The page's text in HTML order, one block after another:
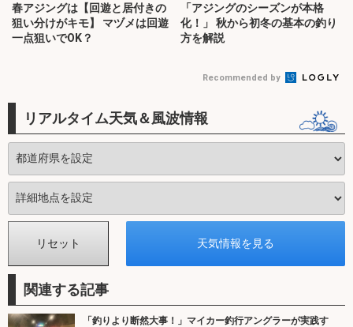
春アジングは【回遊と居付きの
狙い分けがキモ】 マヅメは回遊
一点狙いでOK？
「アジングのシーズンが本格
化！」 秋から初冬の基本の釣り
方を解説
Recommended by
リアルタイム天気＆風波情報
関連する記事
「釣りより断然大事！」マイカー釣行アングラーが実践す